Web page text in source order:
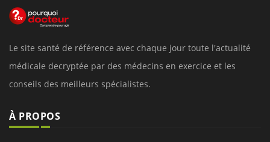
Le site santé de référence avec chaque jour toute l'actualité
médicale decryptée par des médecins en exercice et les
conseils des meilleurs spécialistes.
À PROPOS